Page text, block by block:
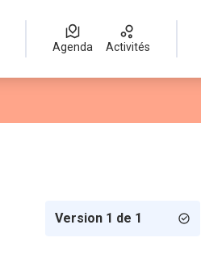
Agenda Activités
Version 1 de 1